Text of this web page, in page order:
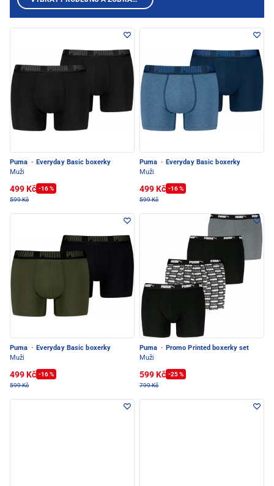
Puma · Everyday Basic boxerky
Muži
499 Kč -16 %
599 Kč
Puma · Everyday Basic boxerky
Muži
499 Kč -16 %
599 Kč
Puma · Everyday Basic boxerky
Muži
499 Kč -16 %
599 Kč
Puma · Promo Printed boxerky set
Muži
599 Kč -25 %
799 Kč